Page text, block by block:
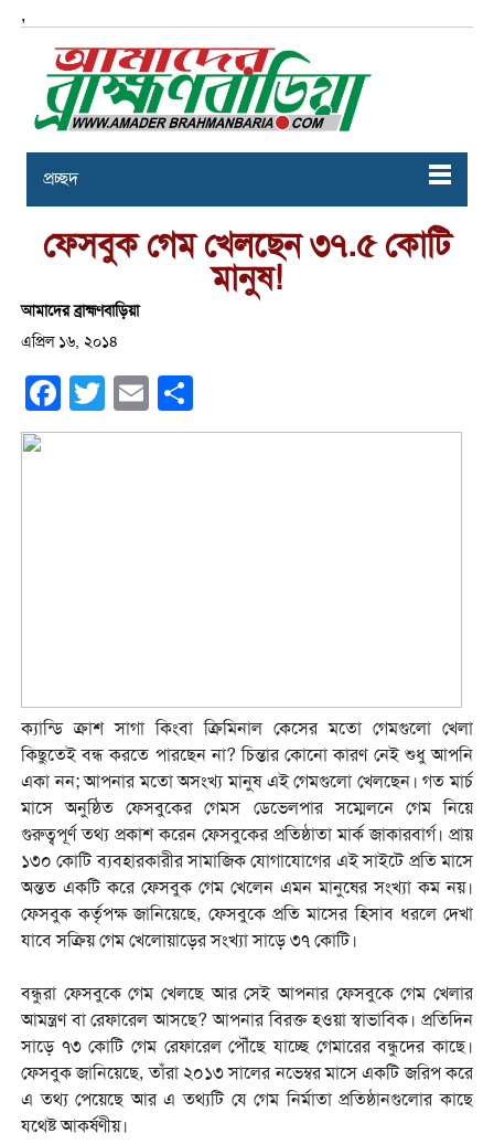
,
প্রচ্ছদ
ফেসবুক গেম খেলছেন ৩৭.৫ কোটি
মানুষ!
আমাদের ব্রাহ্মণবাড়িয়া
এপ্রিল ১৬, ২০১৪
Facebook
Twitter Email
ক্যান্ডি ক্রাশ সাগা কিংবা ক্রিমিনাল কেসের মতো গেমগুলো খেলা
কিছুতেই বন্ধ করতে পারছেন না? চিন্তার কোনো কারণ নেই শুধু আপনি
একা নন; আপনার মতো অসংখ্য মানুষ এই গেমগুলো খেলছেন। গত মার্চ
মাসে অনুষ্ঠিত ফেসবুকের গেমস ডেভেলপার সম্মেলনে গেম নিয়ে
গুরুত্বপূর্ণ তথ্য প্রকাশ করেন ফেসবুকের প্রতিষ্ঠাতা মার্ক জাকারবার্গ। প্রায়
১৩০ কোটি ব্যবহারকারীর সামাজিক যোগাযোগের এই সাইটে প্রতি মাসে
অন্তত একটি করে ফেসবুক গেম খেলেন এমন মানুষের সংখ্যা কম নয়।
ফেসবুক কর্তৃপক্ষ জানিয়েছে, ফেসবুকে প্রতি মাসের হিসাব ধরলে দেখা
যাবে সক্রিয় গেম খেলোয়াড়ের সংখ্যা সাড়ে ৩৭ কোটি।
বন্ধুরা ফেসবুকে গেম খেলছে আর সেই আপনার ফেসবুকে গেম খেলার
আমন্ত্রণ বা রেফারেল আসছে? আপনার বিরক্ত হওয়া স্বাভাবিক। প্রতিদিন
সাড়ে ৭৩ কোটি গেম রেফারেল পৌঁছে যাচ্ছে গেমারের বন্ধুদের কাছে।
ফেসবুক জানিয়েছে, তাঁরা ২০১৩ সালের নভেম্বর মাসে একটি জরিপ করে
এ তথ্য পেয়েছে আর এ তথ্যটি যে গেম নির্মাতা প্রতিষ্ঠানগুলোর কাছে
যথেষ্ট আকর্ষণীয়।